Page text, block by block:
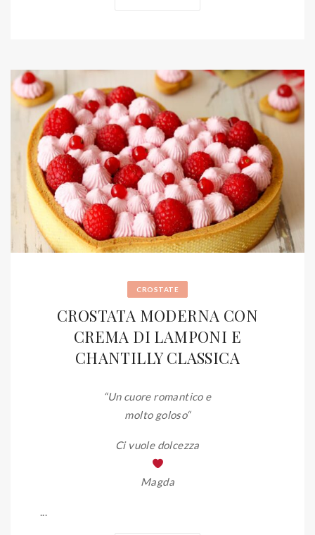
CROSTATE
CROSTATA MODERNA CON
CREMA DI LAMPONI E
CHANTILLY CLASSICA
“Un cuore romantico e
molto goloso“
Ci vuole dolcezza
Magda
...